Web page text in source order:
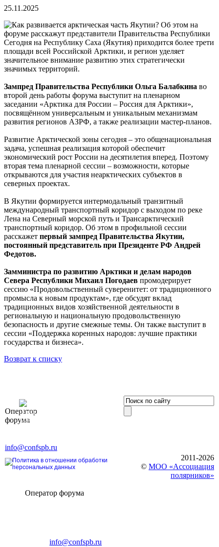
25.11.2025
Сегодня на Республику Саха (Якутия) приходится более трети
площади всей Российской Арктики, и регион уделяет
значительное внимание развитию этих стратегически
значимых территорий.
Зампред Правительства Республики Ольга Балабкина во
второй день работы форума выступит на пленарном
заседании «Арктика для России – Россия для Арктики»,
посвящённом универсальным и уникальным механизмам
развития регионов АЗРФ, а также реализации мастер-планов.
Развитие Арктической зоны сегодня – это общенациональная
задача, успешная реализация которой обеспечит
экономический рост России на десятилетия вперед. Поэтому
вторая тема пленарной сессии – возможности, которые
открываются для участия неарктических субъектов в
северных проектах.
В Якутии формируется интермодальный транзитный
международный транспортный коридор с выходом по реке
Лена на Северный морской путь и Трансарктический
транспортный коридор. Об этом в профильной сессии
расскажет первый зампред Правительства Якутии,
постоянный представитель при Президенте РФ Андрей
Федотов.
Замминистра по развитию Арктики и делам народов
Севера Республики Михаил Погодаев промодерирует
сессию «Продовольственный суверенитет: от традиционного
промысла к новым продуктам», где обсудят вклад
традиционных видов хозяйственной деятельности в
региональную и национальную продовольственную
безопасность и другие смежные темы. Он также выступит в
сессии «Поддержка коренных народов: лучшие практики
государства и бизнеса».
Возврат к списку
Оператор
форума
Элит»
196191, г. Санкт-Петербург,
info@confspb.ru
Политика в отношении обработки
персональных данных
2011-2026
© МОО «Ассоциация
полярников»
Оператор форума
E-mail:info@confspb.ru